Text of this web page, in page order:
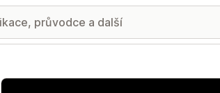
Galerie propagovaných obrázků